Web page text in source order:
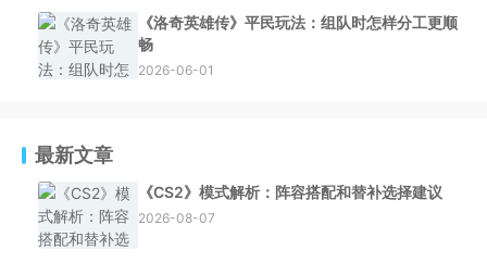
《洛奇英雄传》平民玩法：组队时怎样分工更顺
畅
2026-06-01
最新文章
《CS2》模式解析：阵容搭配和替补选择建议
2026-08-07